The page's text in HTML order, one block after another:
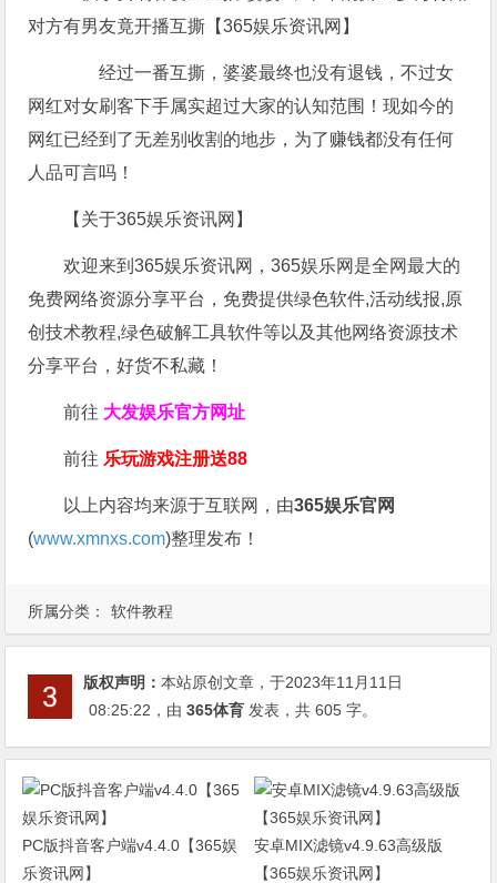
所属分类： 软件教程
经过一番互撕，婆婆最终也没有退钱，不过女
网红对女刷客下手属实超过大家的认知范围！现如今的
网红已经到了无差别收割的地步，为了赚钱都没有任何
人品可言吗！
【关于365娱乐资讯网】
欢迎来到365娱乐资讯网，365娱乐网是全网最大的
免费网络资源分享平台，免费提供绿色软件,活动线报,原
创技术教程,绿色破解工具软件等以及其他网络资源技术
分享平台，好货不私藏！
前往 大发娱乐官方网址
前往 乐玩游戏注册送88
以上内容均来源于互联网，由365娱乐官网
(www.xmnxs.com)整理发布！
版权声明：本站原创文章，于2023年11月11日
08:25:22 ，由365体育 发表，共 605 字。
PC版抖音客户端v4.4.0【365娱
乐资讯网】
安卓MIX滤镜v4.9.63高级版
【365娱乐资讯网】